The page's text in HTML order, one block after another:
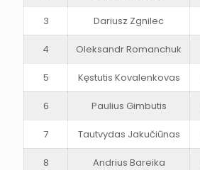
3 Dariusz Zgnilec
4 Oleksandr Romanchuk
5 Kęstutis Kovalenkovas
6 Paulius Gimbutis
7 Tautvydas Jakučiūnas
8 Andrius Bareika